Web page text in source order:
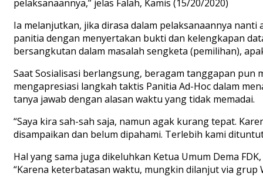
pelaksanaannya,” jelas Falah, Kamis (15/20/2020)
Ia melanjutkan, jika dirasa dalam pelaksanaannya
panitia dengan menyertakan bukti dan kelengkapan
bersangkutan dalam masalah sengketa (pemilihan),
Saat Sosialisasi berlangsung, beragam tanggapan pun
mengapresiasi langkah taktis Panitia Ad-Hoc dalam
tanya jawab dengan alasan waktu yang tidak memadai.
“Saya kira sah-sah saja, namun agak kurang tepat.
disampaikan dan belum dipahami. Terlebih kami
Hal yang sama juga dikeluhkan Ketua Umum Dema
“Karena keterbatasan waktu, mungkin dilanjut via